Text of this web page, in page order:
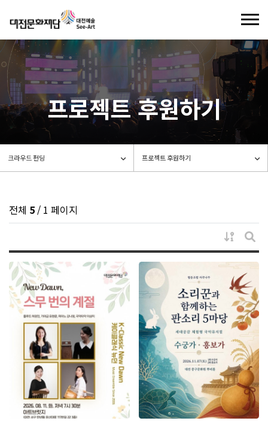
로그인 회원가입
기부제도
씨앗이란
기부안내
대전예술가치
후원하기
소액후원
크라우드 펀딩
프로젝트 신청
프로젝트 신청 확인
프로젝트 후원하기
종료된 프로젝트
기부의 전당
기부금 사용내역
기부혜택
기부자 혜택
기부금 영수증 신청
나의 씨앗
후원내역 조회
기부금영수증 발급내역
후원 정보변경
후원해지
커뮤니티
공지사항
자주 묻는 질문
질문과 답변
프로젝트 후원하기
전체 5/ 1 페이지
게시물
게